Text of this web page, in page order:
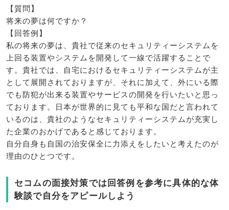
【質問】
将来の夢は何ですか？
【回答例】
私の将来の夢は、貴社で従来のセキュリティーシステムを
上回る装置やシステムを開発して一線で活躍することで
す。貴社では、自宅におけるセキュリティーシステムが主
として展開されておりますが、それに加えて、外にいる際
でも防犯が出来る装置やサービスの開発を行いたいと思っ
ております。日本が世界的に見ても平和な国だと言われて
いるのは、貴社のようなセキュリティーシステムが充実し
た企業のおかげであると感じております。
自分自身も自国の治安保全に力添えをしたいと考えたのが
理由のひとつです。
セコムの面接対策では回答例を参考に具体的な体
験談で自分をアピールしよう